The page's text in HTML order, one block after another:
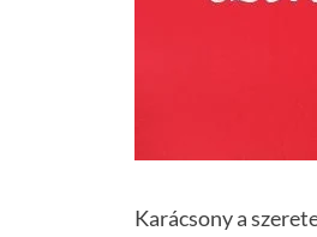
Karácsony a